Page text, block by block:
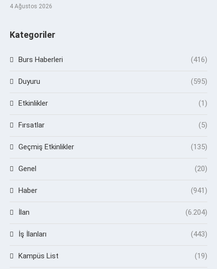
4 Ağustos 2026
Kategoriler
Burs Haberleri (416)
Duyuru (595)
Etkinlikler (1)
Fırsatlar (5)
Geçmiş Etkinlikler (135)
Genel (20)
Haber (941)
İlan (6.204)
İş İlanları (443)
Kampüs List (19)